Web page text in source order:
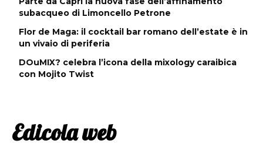
subacqueo di Limoncello Petrone
Flor de Maga: il cocktail bar romano dell’estate è in
un vivaio di periferia
DOuMIX? celebra l’icona della mixology caraibica
con Mojito Twist
Edicola web